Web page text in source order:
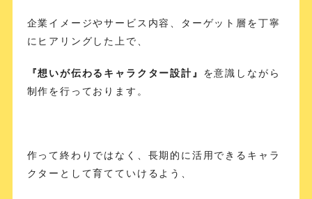
企業イメージやサービス内容、ターゲット層を丁寧
にヒアリングした上で、
『想いが伝わるキャラクター設計』 を意識しながら
制作を行っております。
作って終わりではなく、長期的に活用できるキャラ
クターとして育てていけるよう、